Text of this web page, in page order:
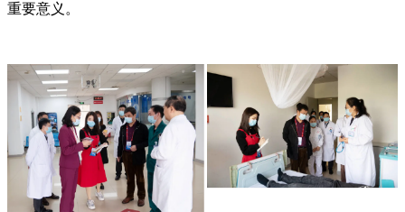
重要意义。